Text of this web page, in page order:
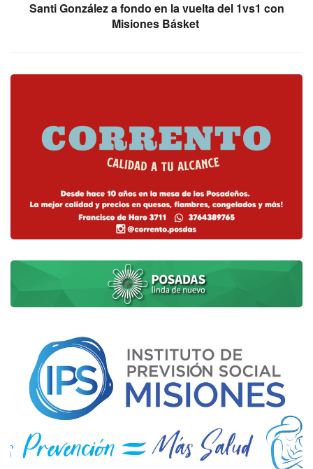
Santi González a fondo en la vuelta del 1vs1 con
Misiones Básket